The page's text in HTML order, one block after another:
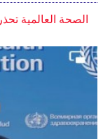
الصحة العالمية